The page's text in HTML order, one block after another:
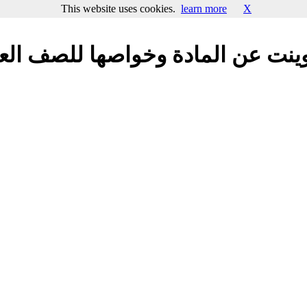
عن المادة وخواصها للصف
This website uses cookies. learn more X